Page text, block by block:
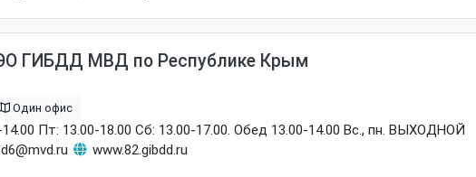
ГИБДД МВД по Республике Крым
Один офис
Пт: 13.00-18.00 Сб: 13.00-17.00. Обед 13.00-14.00 Вс., пн. ВЫХОДНОЙ
www.82.gibdd.ru